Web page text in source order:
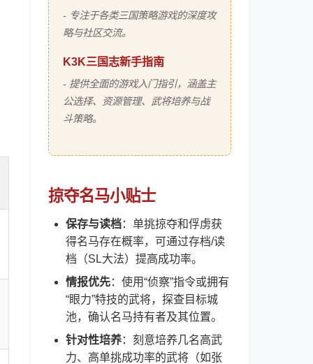
- 专注于各类三国策略游戏的深度攻
略与社区交流。
K3K三国志新手指南
- 提供全面的游戏入门指引，涵盖主
公选择、资源管理、武将培养与战
斗策略。
掠夺名马小贴士
保存与读档：单挑掠夺和俘虏获
得名马存在概率，可通过存档/读
档（SL大法）提高成功率。
情报优先：使用“侦察”指令或拥有
“眼力”特技的武将，探查目标城
池，确认名马持有者及其位置。
针对性培养：刻意培养几名高武
力、高单挑成功率的武将（如张